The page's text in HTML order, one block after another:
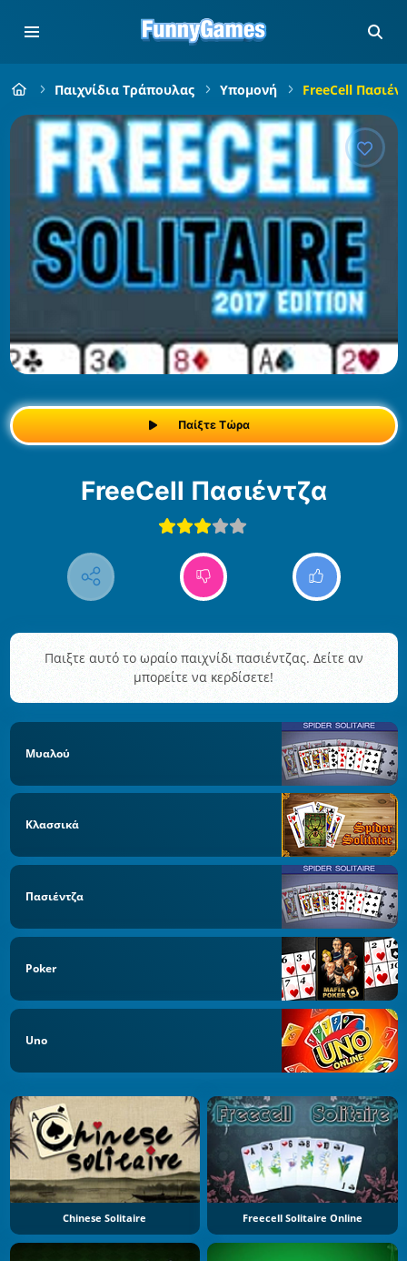
Παιχνίδια Τράπουλας Υπομονή FreeCell
Παίξτε Τώρα
FreeCell Πασιέντζα
Παιξτε αυτό το ωραίο παιχνίδι πασιέντζας. Δείτε αν
μπορείτε να κερδίσετε!
Μυαλού
Κλασσικά
Πασιέντζα
Poker
Uno
Chinese Solitaire Freecell Solitaire Online